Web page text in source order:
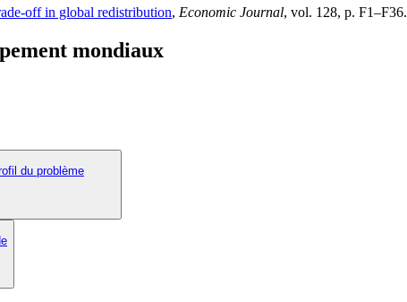
off in global redistribution, Economic Journal, vol. 128, p. F1–F36.
mondiaux
du problème